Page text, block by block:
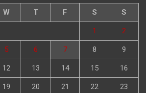
W T F S S
1 2
5 6 7 8 9
12 13 14 15 16
19 20 21 22 23